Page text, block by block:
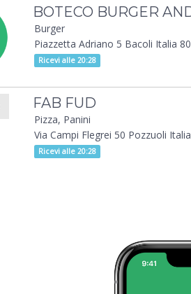
BOTECO BURGER
Burger
Piazzetta Adriano 5 Bacoli Italia
Ricevi alle 20:28
FAB FUD
Pizza, Panini
Via Campi Flegrei 50 Pozzuoli
Ricevi alle 20:28